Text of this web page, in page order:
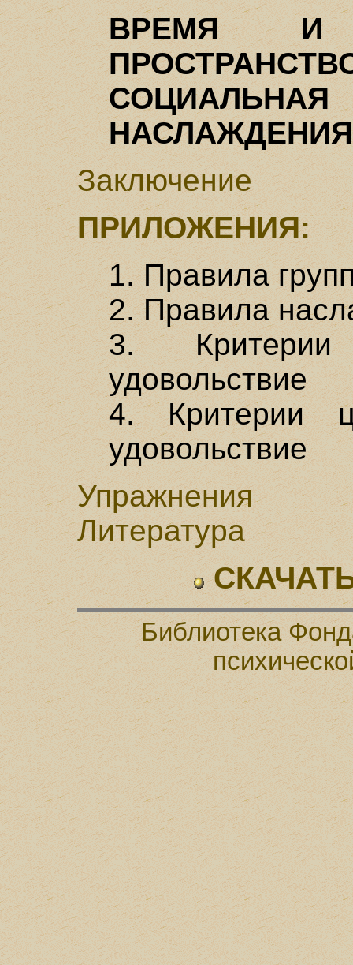
ВРЕМЯ И
НАСЛАЖДЕНИЯ
Заключение
ПРИЛОЖЕНИЯ:
1. Правила
2. Правила
3.
удовольствие
4. Критерии
удовольствие
Упражнения
Литература
Библиотека